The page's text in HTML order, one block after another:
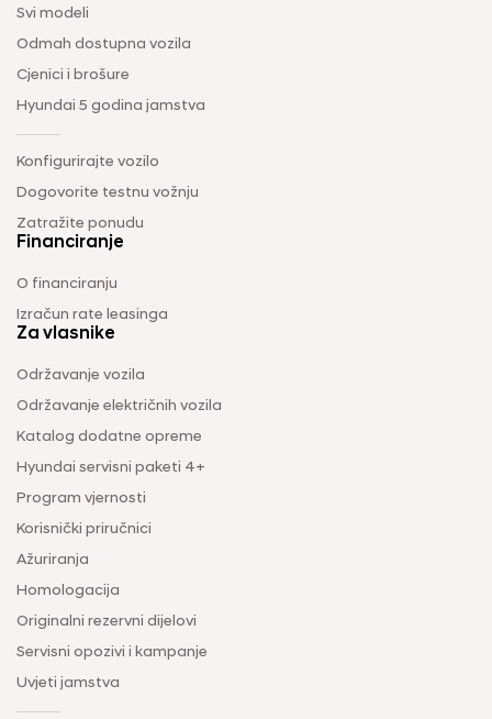
Svi modeli
Odmah dostupna vozila
Cjenici i brošure
Hyundai 5 godina jamstva
Konfigurirajte vozilo
Dogovorite testnu vožnju
Zatražite ponudu
Financiranje
O financiranju
Izračun rate leasinga
Za vlasnike
Održavanje vozila
Održavanje električnih vozila
Katalog dodatne opreme
Hyundai servisni paketi 4+
Program vjernosti
Korisnički priručnici
Ažuriranja
Homologacija
Originalni rezervni dijelovi
Servisni opozivi i kampanje
Uvjeti jamstva